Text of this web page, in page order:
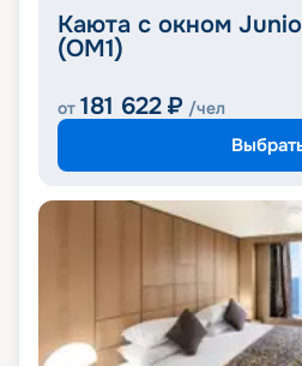
Каюта с окном
(OM1)
от 181 622 ₽ /чел